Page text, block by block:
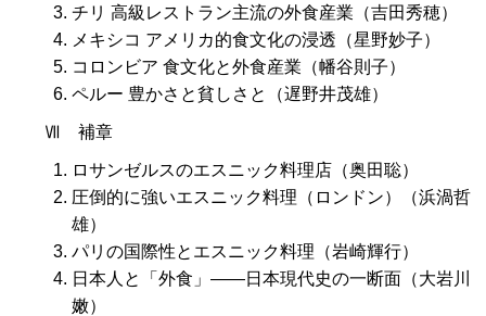
チリ 高級レストラン主流の外食産業（吉田秀穂）
メキシコ アメリカ的食文化の浸透（星野妙子）
コロンビア 食文化と外食産業（幡谷則子）
ペルー 豊かさと貧しさと（遅野井茂雄）
Ⅶ 補章
ロサンゼルスのエスニック料理店（奥田聡）
圧倒的に強いエスニック料理（ロンドン）（浜渦哲
雄）
パリの国際性とエスニック料理（岩崎輝行）
日本人と「外食」――日本現代史の一断面（大岩川
嫩）